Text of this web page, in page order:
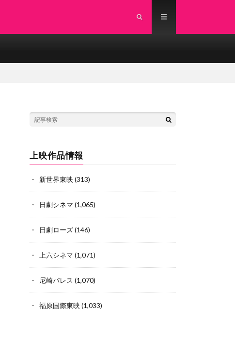
上映作品情報
新世界東映(313)
日劇シネマ (1,065)
日劇ローズ(146)
上六シネマ (1,071)
尼崎パレス (1,070)
福原国際東映(1,033)